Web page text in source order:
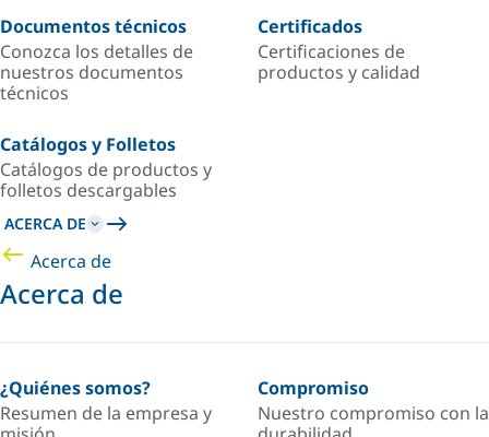
Documentos técnicos
Conozca los detalles de
nuestros documentos
técnicos
Certificados
Certificaciones de
productos y calidad
Catálogos y Folletos
Catálogos de productos y
folletos descargables
ACERCA DE
Acerca de
Acerca de
¿Quiénes somos?
Resumen de la empresa y
Compromiso
Nuestro compromiso con la